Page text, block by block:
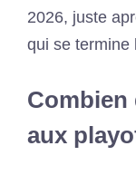
2026, juste
qui se termine
Combien
aux